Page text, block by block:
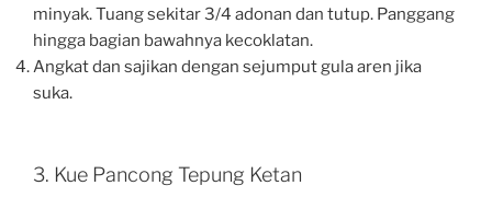
minyak. Tuang sekitar 3/4 adonan dan tutup. Panggang
hingga bagian bawahnya kecoklatan.
Angkat dan sajikan dengan sejumput gula aren jika
suka.
3. Kue Pancong Tepung Ketan